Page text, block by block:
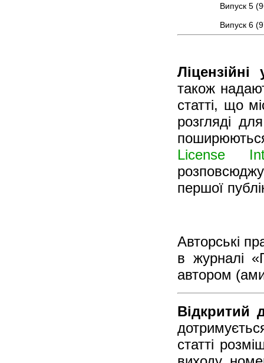
Випуск 5
Випуск 6
Ліцензійні
також
статті, що
розгляді
License
першої
Авторські
в журналі
автором
Відкритий
статті